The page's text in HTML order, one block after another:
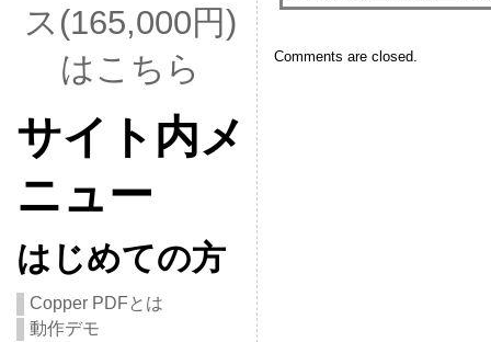
ス(165,000円)
はこちら
サイト内メ
ニュー
はじめての方
Copper PDFとは
動作デモ
Comments are closed.